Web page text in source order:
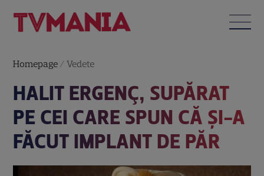
Homepage /Vedete
HALIT ERGENÇ, SUPĂRAT
PE CEI CARE SPUN CĂ ŞI-A
FĂCUT IMPLANT DE PĂR